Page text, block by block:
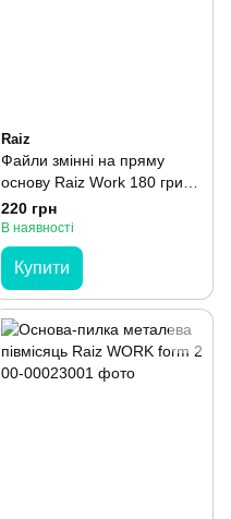
Raiz
Файли змінні на пряму
основу Raiz Work 180 грит
50 шт
220 грн
В наявності
Купити